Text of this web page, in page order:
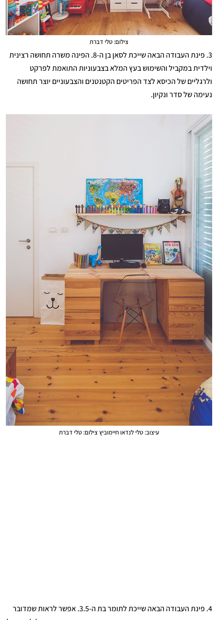
צילום: טלי דברת
3. פינת העבודה הבאה שייכת לסאן בן ה-8. הפינה משרה תחושה רצינית
וילדית במקביל והשימוש בעץ המלא בצבעוניות התואמת לפרקט
ולרגליים של הכיסא לצד הפריטים הקטנטנים והצבעוניים יוצר תחושה
נעימה של סדר ונקיון.
עיצוב: טלי לנדאו חיימוביץ צילום: טלי דברת
4. פינת העבודה הבאה שייכת לתומר בת ה-3.5. אפשר לראות שמדובר